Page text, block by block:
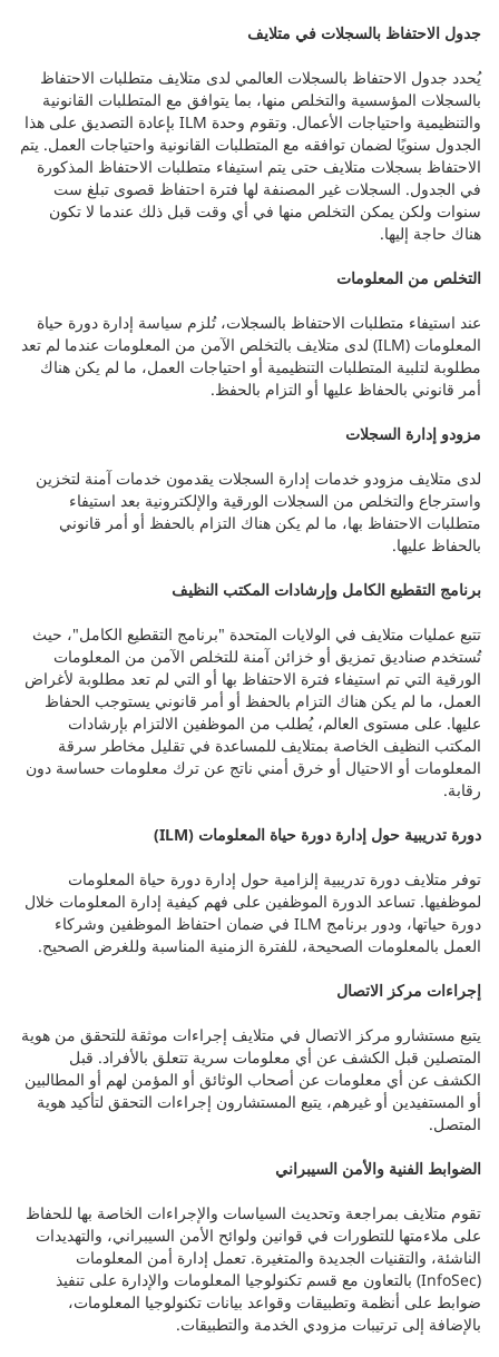
جدول الاحتفاظ بالسجلات في متلايف
يُحدد جدول الاحتفاظ بالسجلات العالمي لدى متلايف متطلبات الاحتفاظ
بالسجلات المؤسسية والتخلص منها، بما يتوافق مع المتطلبات القانونية
والتنظيمية واحتياجات الأعمال. وتقوم وحدة ILM بإعادة التصديق على هذا
الجدول سنويًا لضمان توافقه مع المتطلبات القانونية واحتياجات العمل. يتم
الاحتفاظ بسجلات متلايف حتى يتم استيفاء متطلبات الاحتفاظ المذكورة
في الجدول. السجلات غير المصنفة لها فترة احتفاظ قصوى تبلغ ست
سنوات ولكن يمكن التخلص منها في أي وقت قبل ذلك عندما لا تكون
هناك حاجة إليها.
التخلص من المعلومات
عند استيفاء متطلبات الاحتفاظ بالسجلات، تُلزم سياسة إدارة دورة حياة
المعلومات (ILM) لدى متلايف بالتخلص الآمن من المعلومات عندما لم تعد
مطلوبة لتلبية المتطلبات التنظيمية أو احتياجات العمل، ما لم يكن هناك
أمر قانوني بالحفاظ عليها أو التزام بالحفظ.
مزودو إدارة السجلات
لدى متلايف مزودو خدمات إدارة السجلات يقدمون خدمات آمنة لتخزين
واسترجاع والتخلص من السجلات الورقية والإلكترونية بعد استيفاء
متطلبات الاحتفاظ بها، ما لم يكن هناك التزام بالحفظ أو أمر قانوني
بالحفاظ عليها.
برنامج التقطيع الكامل وإرشادات المكتب النظيف
تتبع عمليات متلايف في الولايات المتحدة "برنامج التقطيع الكامل"، حيث
تُستخدم صناديق تمزيق أو خزائن آمنة للتخلص الآمن من المعلومات
الورقية التي تم استيفاء فترة الاحتفاظ بها أو التي لم تعد مطلوبة لأغراض
العمل، ما لم يكن هناك التزام بالحفظ أو أمر قانوني يستوجب الحفاظ
عليها. على مستوى العالم، يُطلب من الموظفين الالتزام بإرشادات
المكتب النظيف الخاصة بمتلايف للمساعدة في تقليل مخاطر سرقة
المعلومات أو الاحتيال أو خرق أمني ناتج عن ترك معلومات حساسة دون
رقابة.
دورة تدريبية حول إدارة دورة حياة المعلومات (ILM)
توفر متلايف دورة تدريبية إلزامية حول إدارة دورة حياة المعلومات
لموظفيها. تساعد الدورة الموظفين على فهم كيفية إدارة المعلومات خلال
دورة حياتها، ودور برنامج ILM في ضمان احتفاظ الموظفين وشركاء
العمل بالمعلومات الصحيحة، للفترة الزمنية المناسبة وللغرض الصحيح.
إجراءات مركز الاتصال
يتبع مستشارو مركز الاتصال في متلايف إجراءات موثقة للتحقق من هوية
المتصلين قبل الكشف عن أي معلومات سرية تتعلق بالأفراد. قبل
الكشف عن أي معلومات عن أصحاب الوثائق أو المؤمن لهم أو المطالبين
أو المستفيدين أو غيرهم، يتبع المستشارون إجراءات التحقق لتأكيد هوية
المتصل.
الضوابط الفنية والأمن السيبراني
تقوم متلايف بمراجعة وتحديث السياسات والإجراءات الخاصة بها للحفاظ
على ملاءمتها للتطورات في قوانين ولوائح الأمن السيبراني، والتهديدات
الناشئة، والتقنيات الجديدة والمتغيرة. تعمل إدارة أمن المعلومات
(InfoSec) بالتعاون مع قسم تكنولوجيا المعلومات والإدارة على تنفيذ
ضوابط على أنظمة وتطبيقات وقواعد بيانات تكنولوجيا المعلومات،
بالإضافة إلى ترتيبات مزودي الخدمة والتطبيقات.